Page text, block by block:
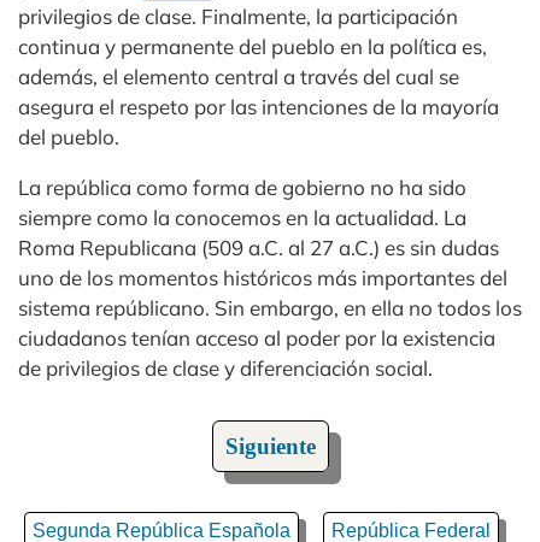
privilegios de clase. Finalmente, la participación
continua y permanente del pueblo en la política es,
además, el elemento central a través del cual se
asegura el respeto por las intenciones de la mayoría
del pueblo.
La república como forma de gobierno no ha sido
siempre como la conocemos en la actualidad. La
Roma Republicana (509 a.C. al 27 a.C.) es sin dudas
uno de los momentos históricos más importantes del
sistema repúblicano. Sin embargo, en ella no todos los
ciudadanos tenían acceso al poder por la existencia
de privilegios de clase y diferenciación social.
Siguiente
Segunda República Española República Federal